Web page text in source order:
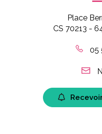
Place
CS 70213 -
05